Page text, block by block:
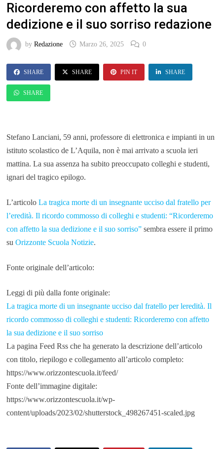
Ricorderemo con affetto la sua
dedizione e il suo sorriso redazione
by Redazione Marzo 26, 2025 0
SHARE SHARE PIN IT SHARE
SHARE
Stefano Lanciani, 59 anni, professore di elettronica e impianti in un
istituto scolastico de L’Aquila, non è mai arrivato a scuola ieri
mattina. La sua assenza ha subito preoccupato colleghi e studenti,
ignari del tragico epilogo.
L’articolo La tragica morte di un insegnante ucciso dal fratello per
l’eredità. Il ricordo commosso di colleghi e studenti: “Ricorderemo
con affetto la sua dedizione e il suo sorriso”sembra essere il primo
su Orizzonte Scuola Notizie.
Fonte originale dell’articolo:
Leggi di più dalla fonte originale:
La tragica morte di un insegnante ucciso dal fratello per leredità. Il
ricordo commosso di colleghi e studenti: Ricorderemo con affetto
la sua dedizione e il suo sorriso
La pagina Feed Rss che ha generato la descrizione dell’articolo
con titolo, riepilogo e collegamento all’articolo completo:
https://www.orizzontescuola.it/feed/
Fonte dell’immagine digitale:
https://www.orizzontescuola.it/wp-
content/uploads/2023/02/shutterstock_498267451-scaled.jpg